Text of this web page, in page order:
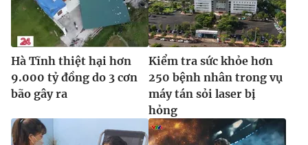
Cơ quan báo chí:
Thời báo VTV
Giấy phép hoạt động báo in và báo điện tử số 483/GP-BTTTT
cấp ngày 29/12/2023
Tổng Biên tập:Vũ Thanh Thủy
Phó Tổng Biên tập:Nguyễn Thị Mỹ Hạnh, Phạm Quốc Thắng,
Nguyễn Trọng Ninh
024.38 355 931 - 024.38 355 932
Ðiện thoại Thời báo VTV:024.66 897 897
Hà Tĩnh thiệt hại hơn
9.000 tỷ đồng do 3 cơn
bão gây ra
Kiểm tra sức khỏe hơn
250 bệnh nhân trong vụ
máy tán sỏi laser bị
hỏng